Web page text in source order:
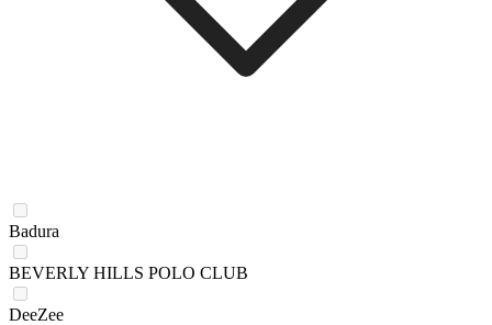
Badura
BEVERLY HILLS POLO CLUB
DeeZee